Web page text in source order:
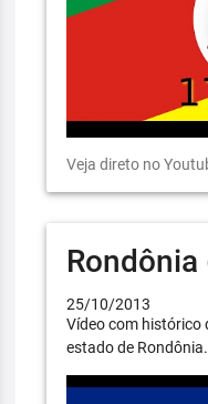
Veja direto no
Rondônia
25/10/2013
Vídeo com histórico
estado de Rondônia.